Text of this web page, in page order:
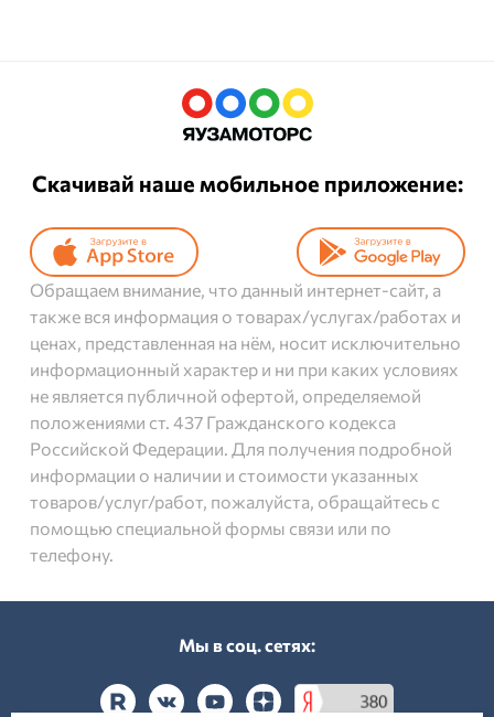
Скачивай наше мобильное приложение:
Обращаем внимание, что данный интернет-сайт, а
также вся информация о товарах/услугах/работах и
ценах, представленная на нём, носит исключительно
информационный характер и ни при каких условиях
не является публичной офертой, определяемой
положениями ст. 437 Гражданского кодекса
Российской Федерации. Для получения подробной
информации о наличии и стоимости указанных
товаров/услуг/работ, пожалуйста, обращайтесь с
помощью специальной формы связи или по
телефону.
Мы в соц. cетях: